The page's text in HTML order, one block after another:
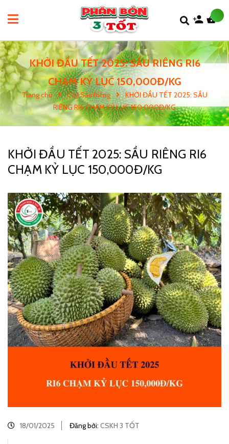
KHỞI ĐẦU TẾT 2025: SẦU RIÊNG RI6
CHẠM KỶ LỤC 150,000Đ/KG
Trang chủ Cây Sầu Riêng
KHỞI ĐẦU TẾT 2025: SẦU
RIÊNG RI6 CHẠM KỶ LỤC 150,000Đ/KG
KHỞI ĐẦU TẾT 2025: SẦU RIÊNG RI6
CHẠM KỶ LỤC 150,000Đ/KG
18/01/2025 Đăng bởi: CSKH 3 TỐT